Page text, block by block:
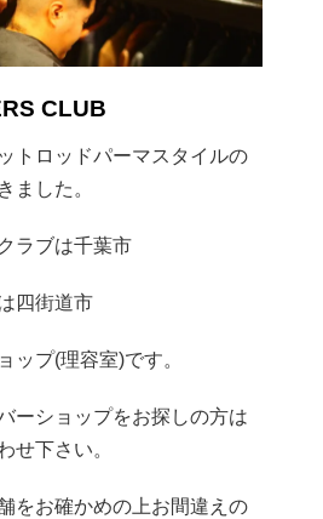
CLUB
トロッドパーマスタイルの
ました。
ラブは千葉市
四街道市
ップ(理容室)です。
ーショップをお探しの方は
せ下さい。
をお確かめの上お間違えの